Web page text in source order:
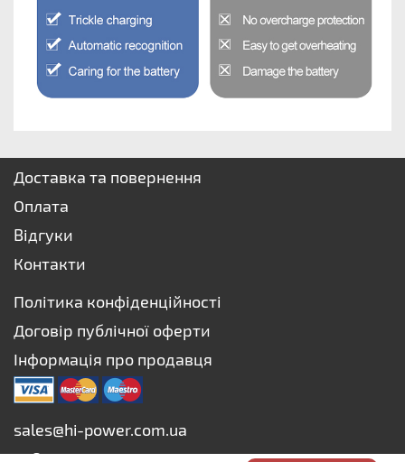
Доставка та повернення
Оплата
Відгуки
Контакти
Політика конфіденційності
Договір публічної оферти
Інформація про продавця
sales@hi-power.com.ua